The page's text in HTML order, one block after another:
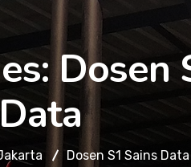
Dosen
Dosen S1 Sains Data